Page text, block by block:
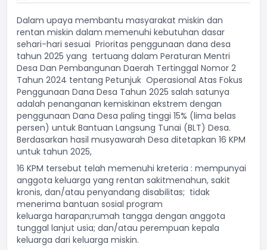
Dalam upaya membantu masyarakat miskin dan
rentan miskin dalam memenuhi kebutuhan dasar
sehari-hari sesuai Prioritas penggunaan dana desa
tahun 2025 yang tertuang dalam Peraturan Mentri
Desa Dan Pembangunan Daerah Tertinggal Nomor 2
Tahun 2024 tentang Petunjuk Operasional Atas Fokus
Penggunaan Dana Desa Tahun 2025 salah satunya
adalah penanganan kemiskinan ekstrem dengan
penggunaan Dana Desa paling tinggi 15% (lima belas
persen) untuk Bantuan Langsung Tunai (BLT) Desa.
Berdasarkan hasil musyawarah Desa ditetapkan 16 KPM
untuk tahun 2025,
16 KPM tersebut telah memenuhi kreteria : mempunyai
anggota keluarga yang rentan sakitmenahun, sakit
kronis, dan/atau penyandang disabilitas; tidak
menerima bantuan sosial program
keluarga harapan;rumah tangga dengan anggota
tunggal lanjut usia; dan/atau perempuan kepala
keluarga dari keluarga miskin.